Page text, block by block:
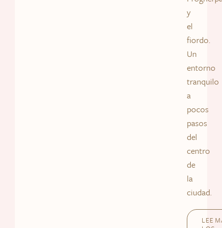
y
el
fiordo.
Un
entorno
tranquilo
a
pocos
pasos
del
centro
de
la
ciudad.
LEE